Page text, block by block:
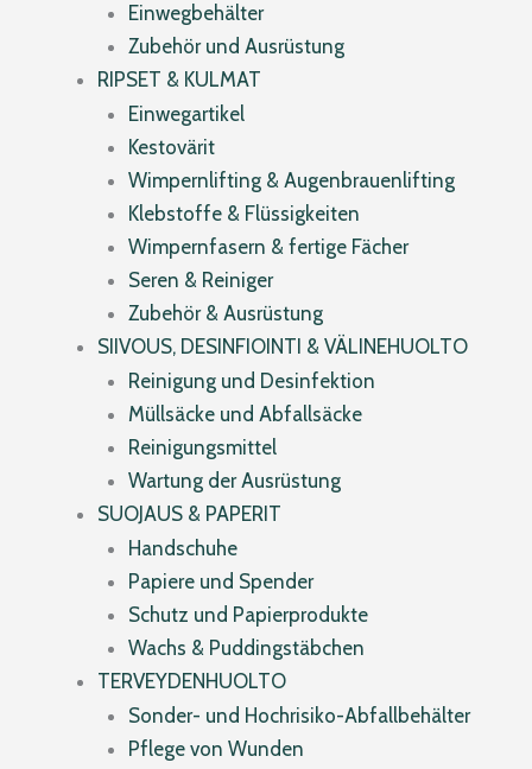
Einwegbehälter
Zubehör und Ausrüstung
RIPSET & KULMAT
Einwegartikel
Kestovärit
Wimpernlifting & Augenbrauenlifting
Klebstoffe & Flüssigkeiten
Wimpernfasern & fertige Fächer
Seren & Reiniger
Zubehör & Ausrüstung
SIIVOUS, DESINFIOINTI & VÄLINEHUOLTO
Reinigung und Desinfektion
Müllsäcke und Abfallsäcke
Reinigungsmittel
Wartung der Ausrüstung
SUOJAUS & PAPERIT
Handschuhe
Papiere und Spender
Schutz und Papierprodukte
Wachs & Puddingstäbchen
TERVEYDENHUOLTO
Sonder- und Hochrisiko-Abfallbehälter
Pflege von Wunden